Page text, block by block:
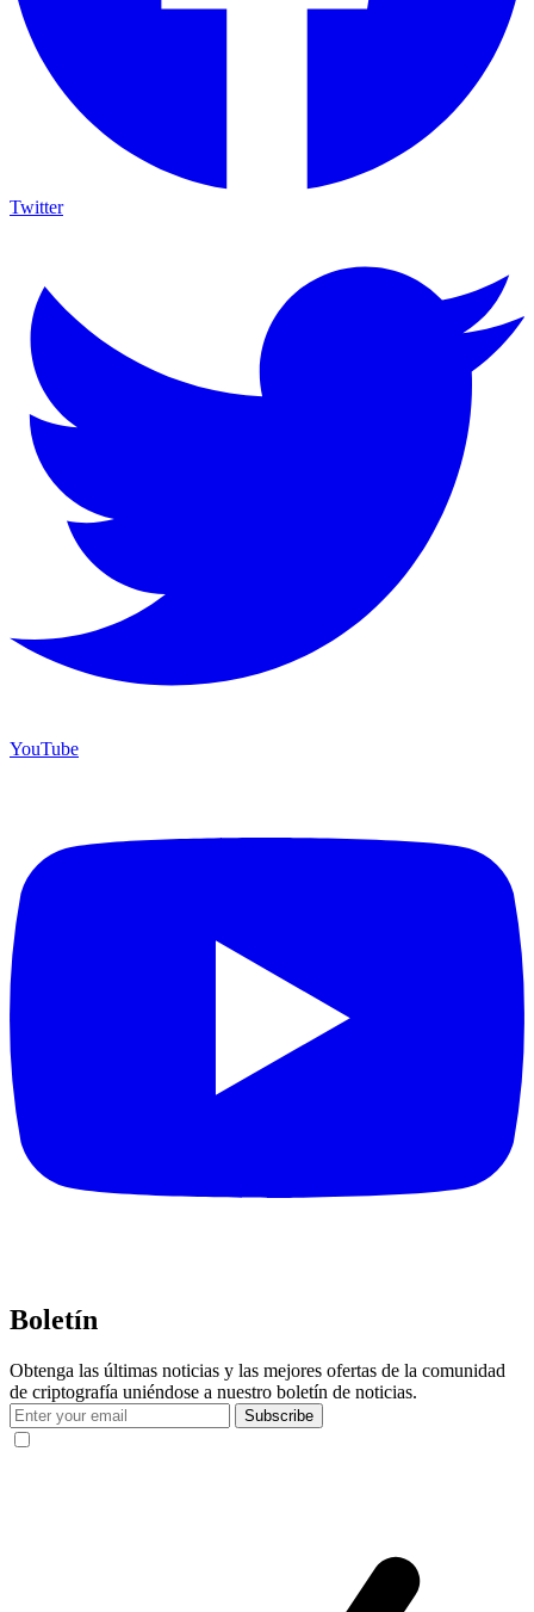
Twitter
YouTube
Boletín
Obtenga las últimas noticias y las mejores ofertas de la comunidad
de criptografía uniéndose a nuestro boletín de noticias.
Subscribe